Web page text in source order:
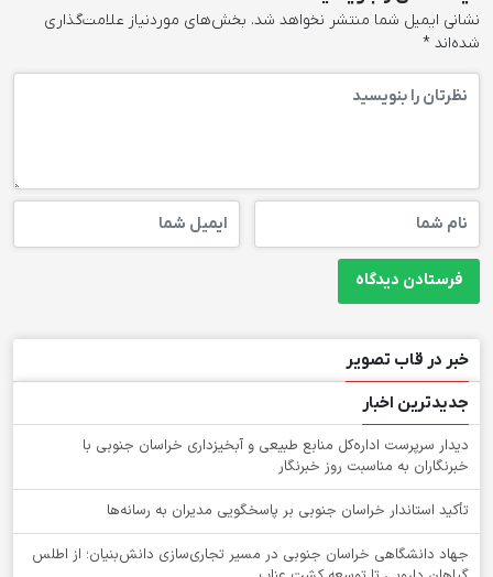
نشانی ایمیل شما منتشر نخواهد شد. بخش‌های موردنیاز علامت‌گذاری
شده‌اند *
خبر در قاب تصویر
جدیدترین اخبار
دیدار سرپرست اداره‌کل منابع طبیعی و آبخیزداری خراسان جنوبی با
خبرنگاران به مناسبت روز خبرنگار
تأکید استاندار خراسان جنوبی بر پاسخگویی مدیران به رسانه‌ها
جهاد دانشگاهی خراسان جنوبی در مسیر تجاری‌سازی دانش‌بنیان؛ از اطلس